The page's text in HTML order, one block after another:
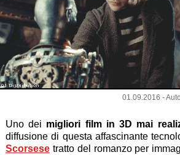
01 Distribution
01.09.2016 -
Uno dei migliori film in 3D mai
diffusione di questa affascinante
Scorsesetratto del romanzo per